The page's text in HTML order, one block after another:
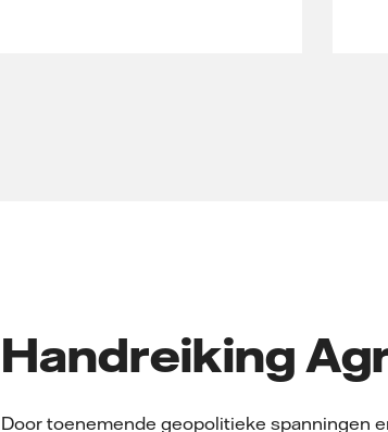
Handreiking
Door toenemende geopolitieke spanningen